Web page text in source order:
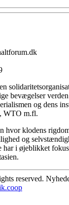
bevægelser
og dens
WTO m.fl.
hvor klodens
og
har i øjeblikket
reserved.